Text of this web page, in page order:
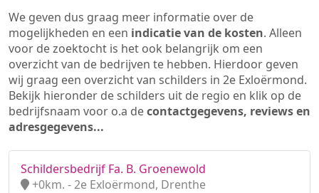
We geven dus graag meer informatie over de
mogelijkheden en een indicatie van de kosten. Alleen
voor de zoektocht is het ook belangrijk om een
overzicht van de bedrijven te hebben. Hierdoor geven
wij graag een overzicht van schilders in 2e Exloërmond.
Bekijk hieronder de schilders uit de regio en klik op de
bedrijfsnaam voor o.a decontactgegevens, reviews en
adresgegevens...
Schildersbedrijf Fa. B. Groenewold
+0km. - 2e Exloërmond, Drenthe